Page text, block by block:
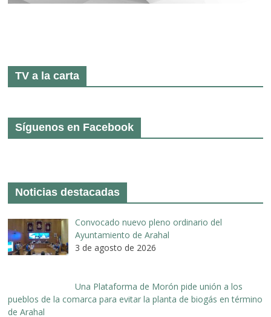
TV a la carta
Síguenos en Facebook
Noticias destacadas
Convocado nuevo pleno ordinario del
Ayuntamiento de Arahal
3 de agosto de 2026
Una Plataforma de Morón pide unión a los
pueblos de la comarca para evitar la planta de biogás en término
de Arahal